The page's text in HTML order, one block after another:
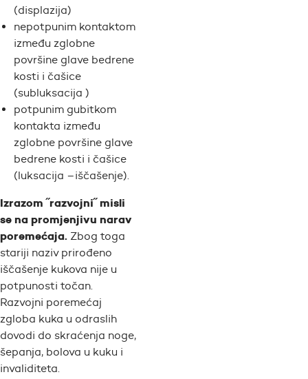
(displazija)
nepotpunim kontaktom
između zglobne
površine glave bedrene
kosti i čašice
(subluksacija )
potpunim gubitkom
kontakta između
zglobne površine glave
bedrene kosti i čašice
(luksacija –iščašenje).
Izrazom ˝razvojni˝ misli
se na promjenjivu narav
poremećaja. Zbog toga
stariji naziv prirođeno
iščašenje kukova nije u
potpunosti točan.
Razvojni poremećaj
zgloba kuka u odraslih
dovodi do skraćenja noge,
šepanja, bolova u kuku i
invaliditeta.